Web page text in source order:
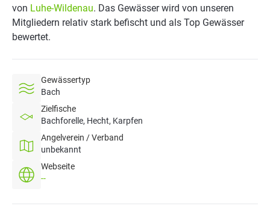
von Luhe-Wildenau. Das Gewässer wird von unseren
Mitgliedern relativ stark befischt und als Top Gewässer
bewertet.
Gewässertyp
Bach
Zielfische
Bachforelle, Hecht, Karpfen
Angelverein / Verband
unbekannt
Webseite
--